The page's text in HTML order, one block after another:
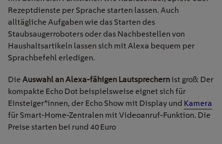
Rezeptdienste per Sprache starten lassen. Auch
alltägliche Aufgaben wie das Starten des
Staubsaugerroboters oder das Nachbestellen von
Haushaltsartikeln lassen sich mit Alexa bequem per
Sprachbefehl erledigen.
Die Auswahl an Alexa-fähigen Lautsprechernist groß: Der
kompakte Echo Dot beispielsweise eignet sich für
Einsteiger*innen, der Echo Show mit Display und Kamera
für Smart-Home-Zentralen mit Videoanruf-Funktion. Die
Preise starten bei rund 40 Euro